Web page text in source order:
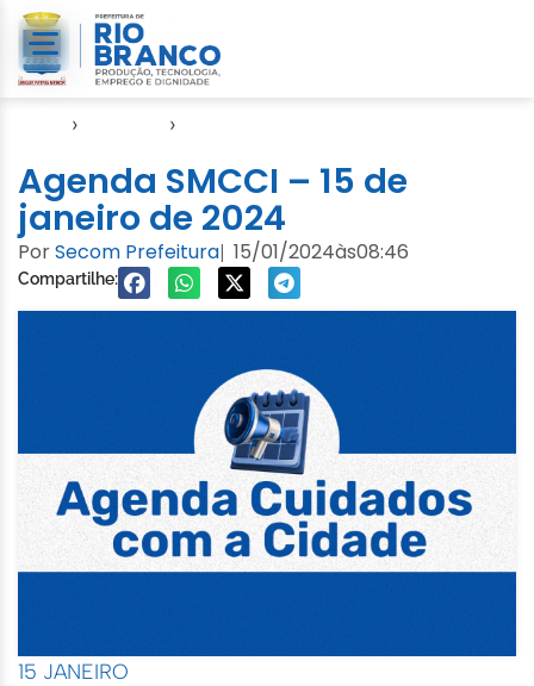
› ›
Agenda SMCCI – 15 de
janeiro de 2024
PorSecom Prefeitura| 15/01/2024às08:46
Compartilhe:
15 JANEIRO